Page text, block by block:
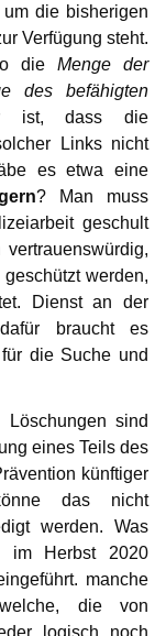
die bisherigen
Verfügung steht.
dieMenge der
des befähigten
ist, dass die
Links nicht
es etwa eine
? Man muss
geschult
werden,
Dienst an der
braucht es
die Suche und
sind
eines Teils des
künftiger
das nicht
werden. Was
im Herbst 2020
manche
die von
logisch noch